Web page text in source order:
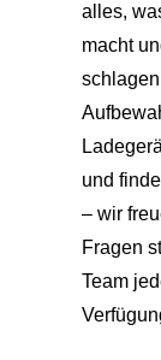
alles,
macht
und
– wir
Fragen
Team